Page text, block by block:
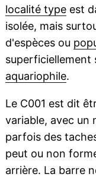
localité typeest
isolée, mais
d'espèces ou
superficiellement
aquariophile.
Le C001 est dit
variable, avec un
parfois des
peut ou non
arrière. La barre